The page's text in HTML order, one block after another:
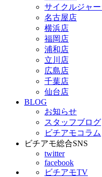
サイクルジャ
名古屋店
横浜店
福岡店
浦和店
立川店
広島店
千葉店
仙台店
BLOG
お知らせ
スタッフブログ
ビチアモコラム
ビチアモ総合SNS
twitter
facebook
ビチアモTV